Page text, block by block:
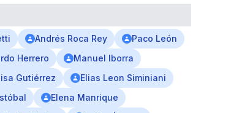
Andrés Roca Rey
Paco León
Herrero
Manuel Iborra
Gutiérrez
Elias Leon Siminiani
Elena Manrique